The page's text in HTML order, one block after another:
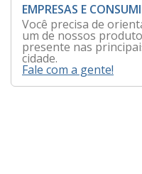
EMPRESAS E
Você precisa de
um de nossos
presente nas
cidade.
Fale com a gente!